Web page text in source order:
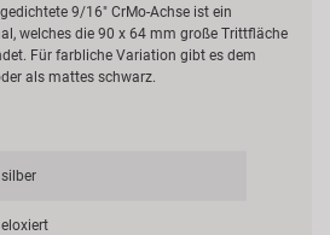
9/16" CrMo-Achse ist ein
welches die 90 x 64 mm große Trittfläche
Für farbliche Variation gibt es dem
als mattes schwarz.
silber
eloxiert